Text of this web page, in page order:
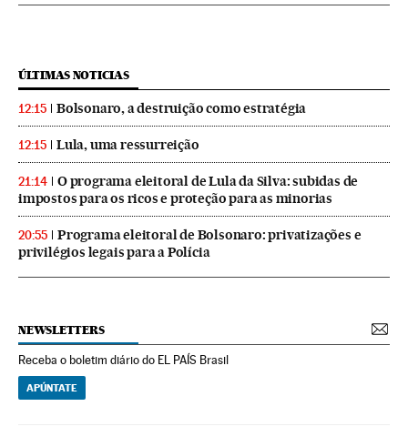
ÚLTIMAS NOTICIAS
12:15 Bolsonaro, a destruição como estratégia
12:15 Lula, uma ressurreição
21:14
O programa eleitoral de Lula da Silva: subidas de
impostos para os ricos e proteção para as minorias
20:55
Programa eleitoral de Bolsonaro: privatizações e
privilégios legais para a Polícia
NEWSLETTERS
Receba o boletim diário do EL PAÍS Brasil
APÚNTATE